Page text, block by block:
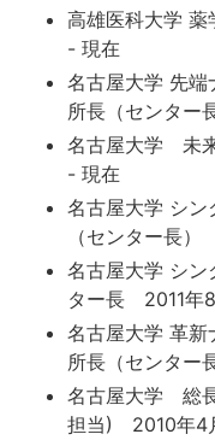
高雄医科大学
- 現在
名古屋大学 先端
所長（センタ
名古屋大学 未
- 現在
名古屋大学 シン
（センター長
名古屋大学 シン
ター長 2011年
名古屋大学 革新
所長（センタ
名古屋大学 総
担当) 2010年4